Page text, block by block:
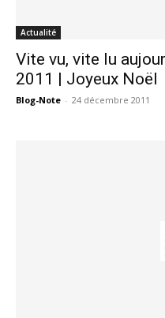
Actualité
Vite vu, vite lu
2011 | Joyeux Noël
Blog-Note - 24 décembre 2011